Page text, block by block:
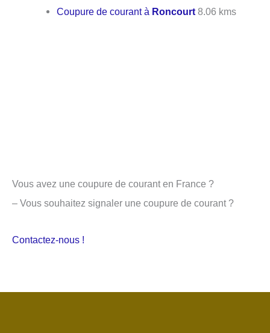
Coupure de courant à Roncourt 8.06 kms
Vous avez une coupure de courant en France ?
– Vous souhaitez signaler une coupure de courant ?
Contactez-nous !